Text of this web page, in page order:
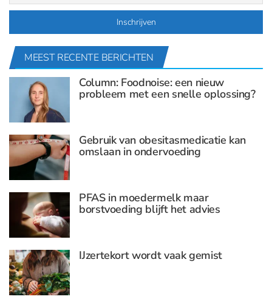
MEEST RECENTE BERICHTEN
Column: Foodnoise: een nieuw
probleem met een snelle oplossing?
Gebruik van obesitasmedicatie kan
omslaan in ondervoeding
PFAS in moedermelk maar
borstvoeding blijft het advies
IJzertekort wordt vaak gemist